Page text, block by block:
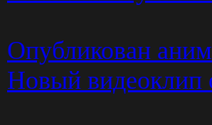
Опубликован
Новый видеоклип